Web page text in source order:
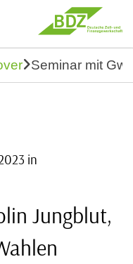
Seminar mit
in
Jungblut,